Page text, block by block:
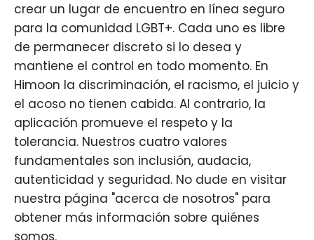
crear un lugar de encuentro en línea seguro
para la comunidad LGBT+. Cada uno es libre
de permanecer discreto si lo desea y
mantiene el control en todo momento. En
Himoon la discriminación, el racismo, el juicio y
el acoso no tienen cabida. Al contrario, la
aplicación promueve el respeto y la
tolerancia. Nuestros cuatro valores
fundamentales son inclusión, audacia,
autenticidad y seguridad. No dude en visitar
nuestra página "acerca de nosotros" para
obtener más información sobre quiénes